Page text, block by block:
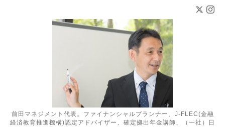
前田マネジメント代表。ファイナンシャルプランナー、J-FLEC(金融
経済教育推進機構)認定アドバイザー、確定拠出年金講師、（一社）日